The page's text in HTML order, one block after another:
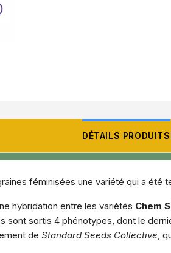
DÉTAILS PRODUITS
féminisées une variété qui a été
hybridation entre les variétés Chem
sont sortis 4 phénotypes, dont le
de Standard Seeds Collective,